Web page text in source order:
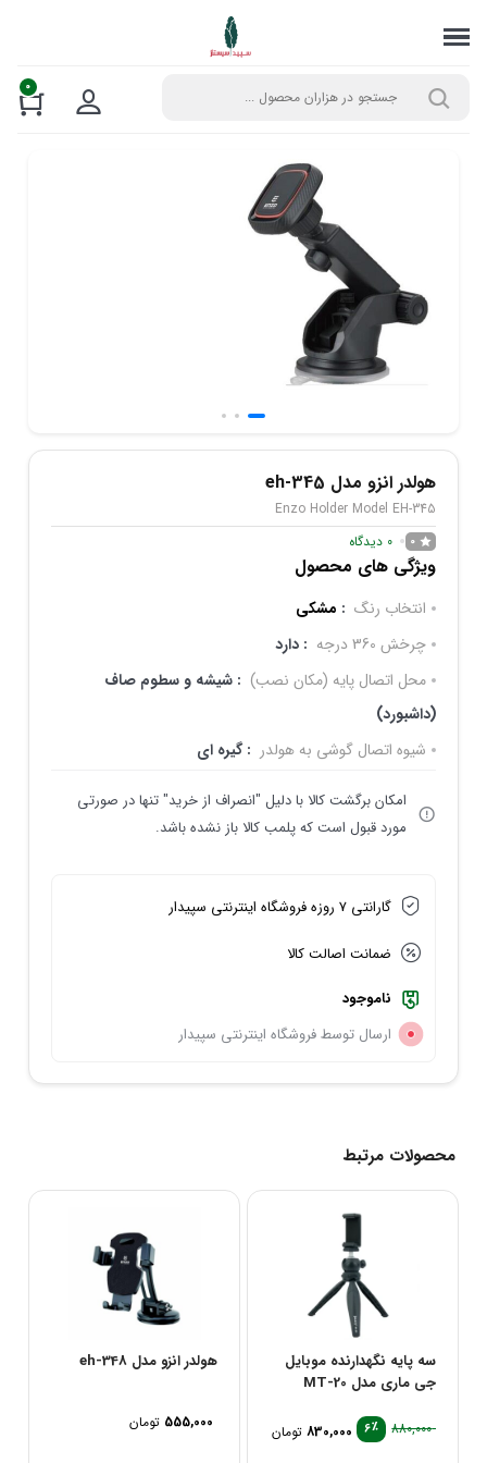
0
هولدر انزو مدل eh-345
Enzo Holder Model EH-345
0
0 دیدگاه
ویژگی های محصول
انتخاب رنگ : مشکی
چرخش 360 درجه
: دارد
محل اتصال پایه (مکان نصب) : شیشه و سطوم صاف
(داشبورد)
شیوه اتصال گوشی به هولدر : گیره ای
امکان برگشت کالا با دلیل "انصراف از خرید" تنها در صورتی
مورد قبول است که پلمب کالا باز نشده باشد.
گارانتی 7 روزه فروشگاه اینترنتی سپیدار
ضمانت اصالت کالا
ناموجود
ارسال توسط فروشگاه اینترنتی سپیدار
محصولات مرتبط
سه پایه نگهدارنده موبایل
جی ماری مدل MT-20
٪6 880,000قیمت تومان 830,000 قیمت
هولدر انزو مدل eh-348
تومان